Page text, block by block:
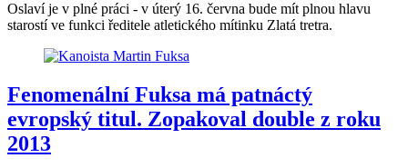
Oslaví je v plné práci - v úterý 16. června bude mít plnou hlavu
starostí ve funkci ředitele atletického mítinku Zlatá tretra.
Fenomenální Fuksa má patnáctý
evropský titul. Zopakoval double z roku
2013